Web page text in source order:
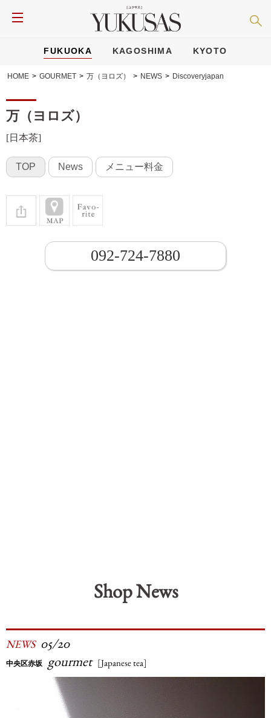
FUKUOKA KAGOSHIMA KYOTO
HOME > GOURMET > 万（ヨロズ） > NEWS > Discoveryjapan
万（ヨロズ）
[日本茶]
TOP News メニュー料金
092-724-7880
Shop News
NEWS 05/20
中央区赤坂 gourmet [Japanese tea]